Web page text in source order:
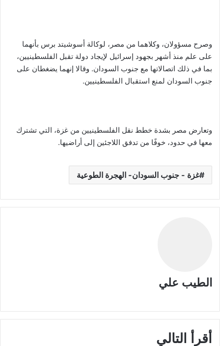
وصرح مسؤولان، وكلاهما من مصر، لوكالة أسوشيتد برس بأنهما
على علم منذ أشهر بجهود إسرائيل لإيجاد دولة تقبل الفلسطينيين،
بما في ذلك اتصالاتها مع جنوب السودان. وقالا إنهما يضغطان على
جنوب السودان لمنع استقبال الفلسطينيين.
وتعارض مصر بشدة خطط نقل الفلسطينيين من غزة، التي تشترك
معها في حدود، خوفًا من تدفق اللاجئين إلى أراضيها.
غزة - جنوب السودان- الهجرة الطوعية
الطيب علي
ا
أقرأ التالي